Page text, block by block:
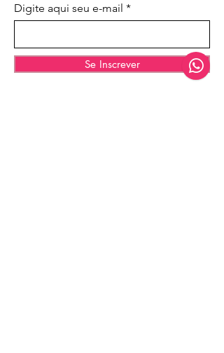
Digite aqui seu e-mail
Se Inscrever